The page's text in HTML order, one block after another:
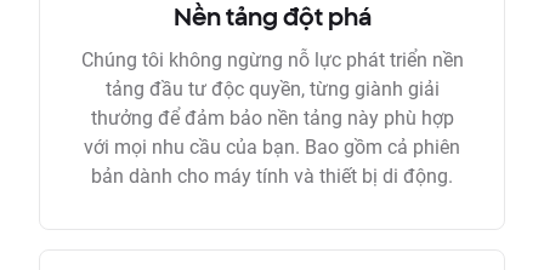
Nền tảng đột phá
Chúng tôi không ngừng nỗ lực phát triển nền
tảng đầu tư độc quyền, từng giành giải
thưởng để đảm bảo nền tảng này phù hợp
với mọi nhu cầu của bạn. Bao gồm cả phiên
bản dành cho máy tính và thiết bị di động.